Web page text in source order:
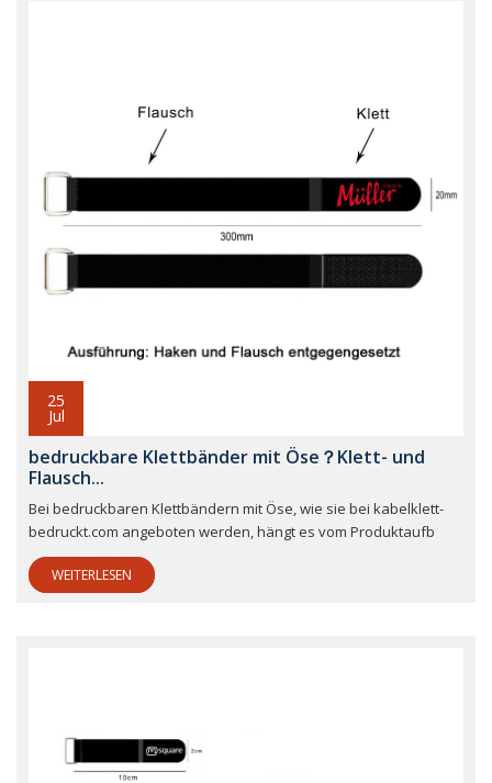
25
Jul
bedruckbare Klettbänder mit Öse？Klett- und
Flausch...
Bei bedruckbaren Klettbändern mit Öse, wie sie bei kabelklett-
bedruckt.com angeboten werden, hängt es vom Produktaufb
WEITERLESEN